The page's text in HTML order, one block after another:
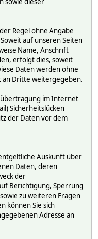
Regel ohne Angabe
auf unseren Seiten
Name, Anschrift
erfolgt dies, soweit
Daten werden ohne
an Dritte weitergegeben.
im Internet
Sicherheitslücken
der Daten vor dem
Auskunft über
Daten, deren
der
Berichtigung, Sperrung
zu weiteren Fragen
können Sie sich
Adresse an